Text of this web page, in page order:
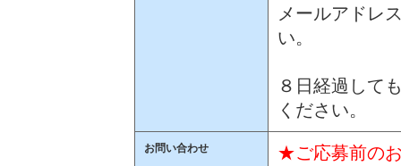
メールアドレ
い。
８日経過して
ください。
お問い合わせ
★ご応募前の